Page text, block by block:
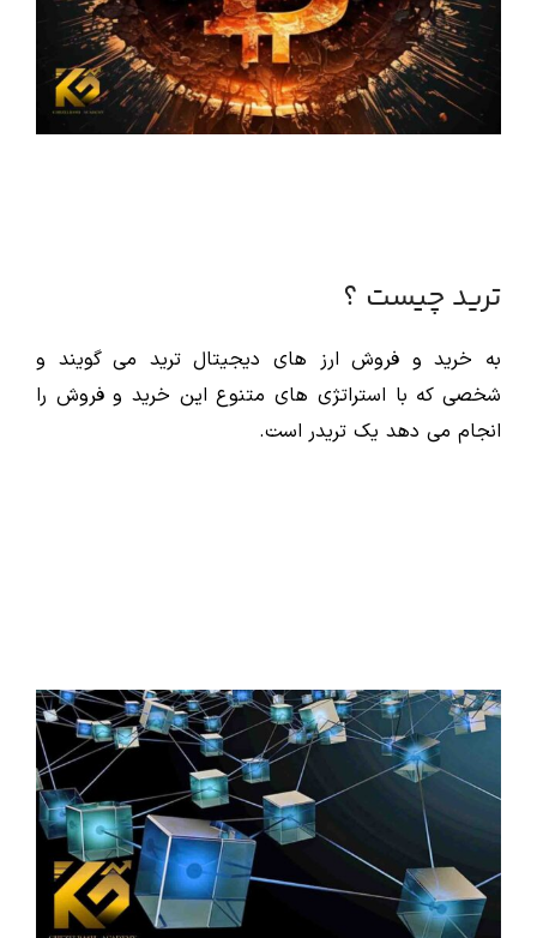
ترید چیست ؟
به خرید و فروش ارز های دیجیتال ترید می گویند و
شخصی که با استراتژی های متنوع این خرید و فروش را
انجام می دهد یک تریدر است.